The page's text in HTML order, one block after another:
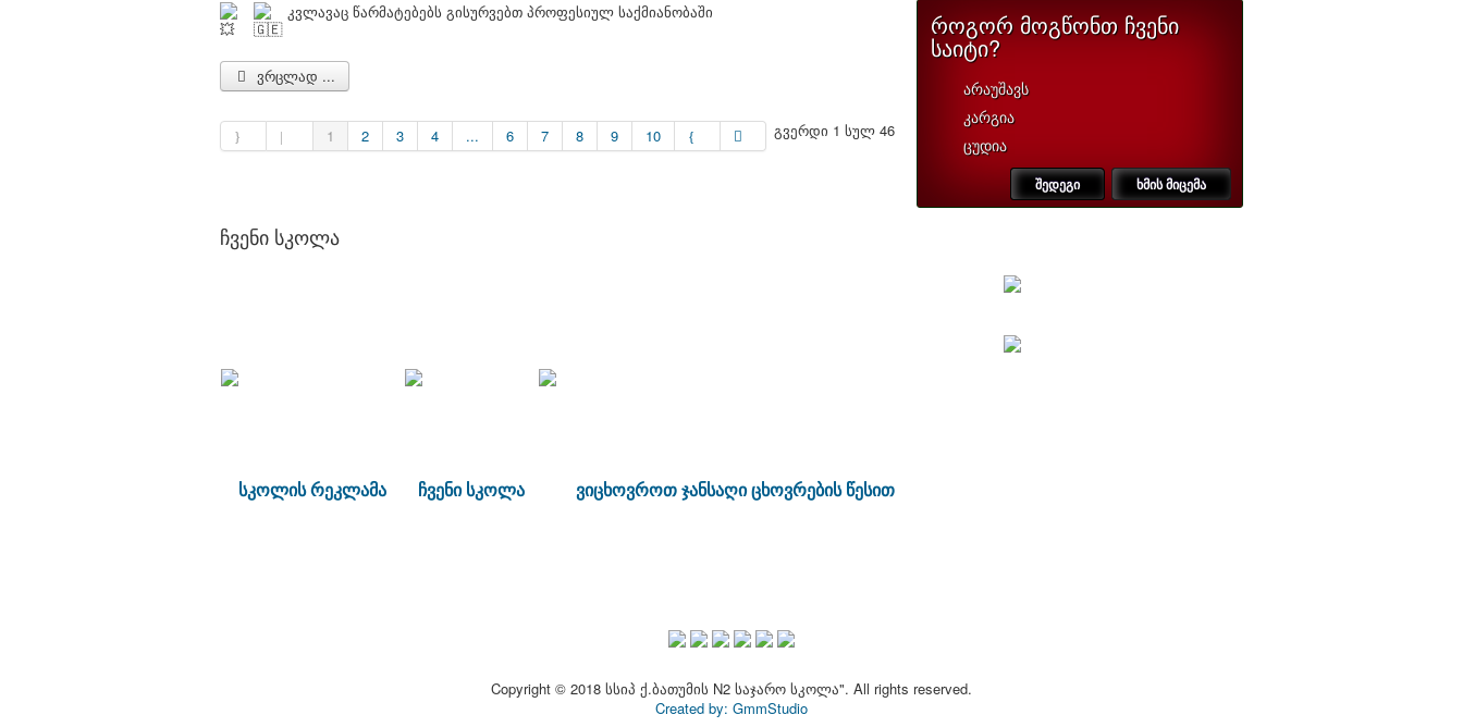
კვლავაც წარმატებებს გისურვებთ პროფესიულ საქმიანობაში
ვრცლად ...
გვერდი 1 სულ 46
1 2 3 4 ... 6 7 8 9 10
როგორ მოგწონთ ჩვენი
საიტი?
არაუშავს
კარგია
ცუდია
ჩვენი სკოლა
სკოლის რეკლამა ჩვენი სკოლა ვიცხოვროთ ჯანსაღი ცხოვრების წესით
Copyright © 2018 სსიპ ქ.ბათუმის N2 საჯარო სკოლა". All rights reserved.
Created by: GmmStudio